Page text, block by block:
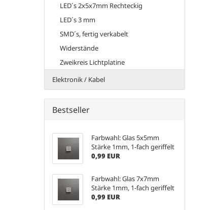
LED´s 2x5x7mm Rechteckig
LED´s 3 mm
SMD´s, fertig verkabelt
Widerstände
Zweikreis Lichtplatine
Elektronik / Kabel
Bestseller
Farbwahl: Glas 5x5mm
Stärke 1mm, 1-fach geriffelt
0,99 EUR
Farbwahl: Glas 7x7mm
Stärke 1mm, 1-fach geriffelt
0,99 EUR